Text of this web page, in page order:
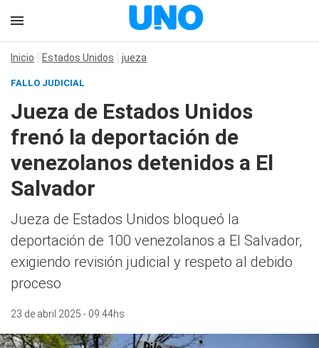
Inicio Estados Unidos jueza
FALLO JUDICIAL
Jueza de Estados Unidos
frenó la deportación de
venezolanos detenidos a El
Salvador
Jueza de Estados Unidos bloqueó la
deportación de 100 venezolanos a El Salvador,
exigiendo revisión judicial y respeto al debido
proceso
23 de abril 2025 - 09:44hs